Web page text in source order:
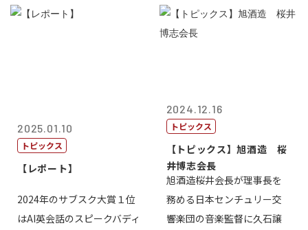
2025.01.10
トピックス
【レポート】
2024年のサブスク大賞１位
はAI英会話のスピークバディ
2024.12.16
トピックス
【トピックス】旭酒造 桜
井博志会長
旭酒造桜井会長が理事長を
務める日本センチュリー交
響楽団の音楽監督に久石譲